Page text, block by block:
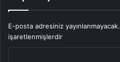
E-posta adresiniz yayınlanmayacak.
işaretlenmişlerdir